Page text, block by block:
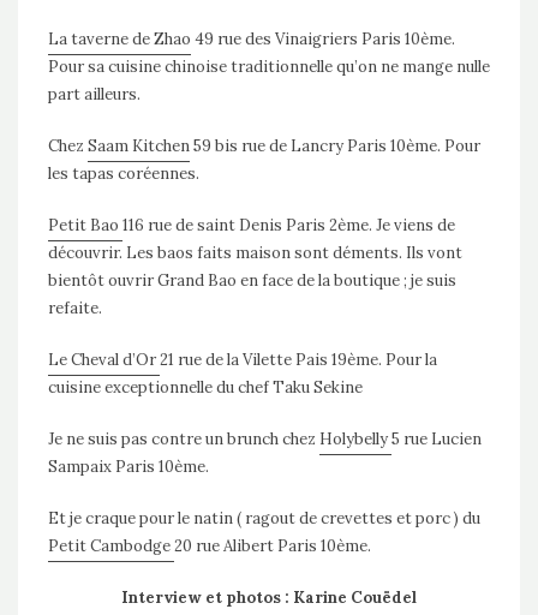
La taverne de Zhao 49 rue des Vinaigriers Paris 10ème.
Pour sa cuisine chinoise traditionnelle qu’on ne mange nulle
part ailleurs.
Chez Saam Kitchen59 bis rue de Lancry Paris 10ème. Pour
les tapas coréennes.
Petit Bao 116 rue de saint Denis Paris 2ème. Je viens de
découvrir. Les baos faits maison sont déments. Ils vont
bientôt ouvrir Grand Bao en face de la boutique ; je suis
refaite.
Le Cheval d’Or21 rue de la Vilette Pais 19ème. Pour la
cuisine exceptionnelle du chef Taku Sekine
Je ne suis pas contre un brunch chez Holybelly5 rue Lucien
Sampaix Paris 10ème.
Et je craque pour le natin ( ragout de crevettes et porc ) du
Petit Cambodge20 rue Alibert Paris 10ème.
Interview et photos : Karine Couëdel